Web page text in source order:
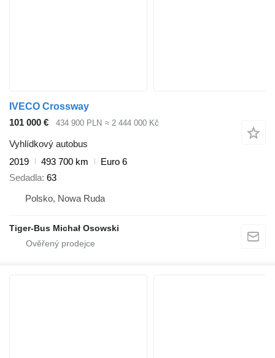
IVECO Crossway
101 000 €
434 900 PLN ≈ 2 444 000 Kč
Vyhlídkový autobus
2019
493 700 km
Euro 6
Sedadla 63
Polsko, Nowa Ruda
Tiger-Bus Michał Osowski